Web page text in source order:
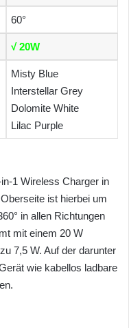
60°
√ 20W
Misty Blue
Interstellar Grey
Dolomite White
Lilac Purple
1 Wireless Charger in
ist hierbei um
in allen Richtungen
mit einem 20 W
7,5 W. Auf der darunter
wie kabellos ladbare